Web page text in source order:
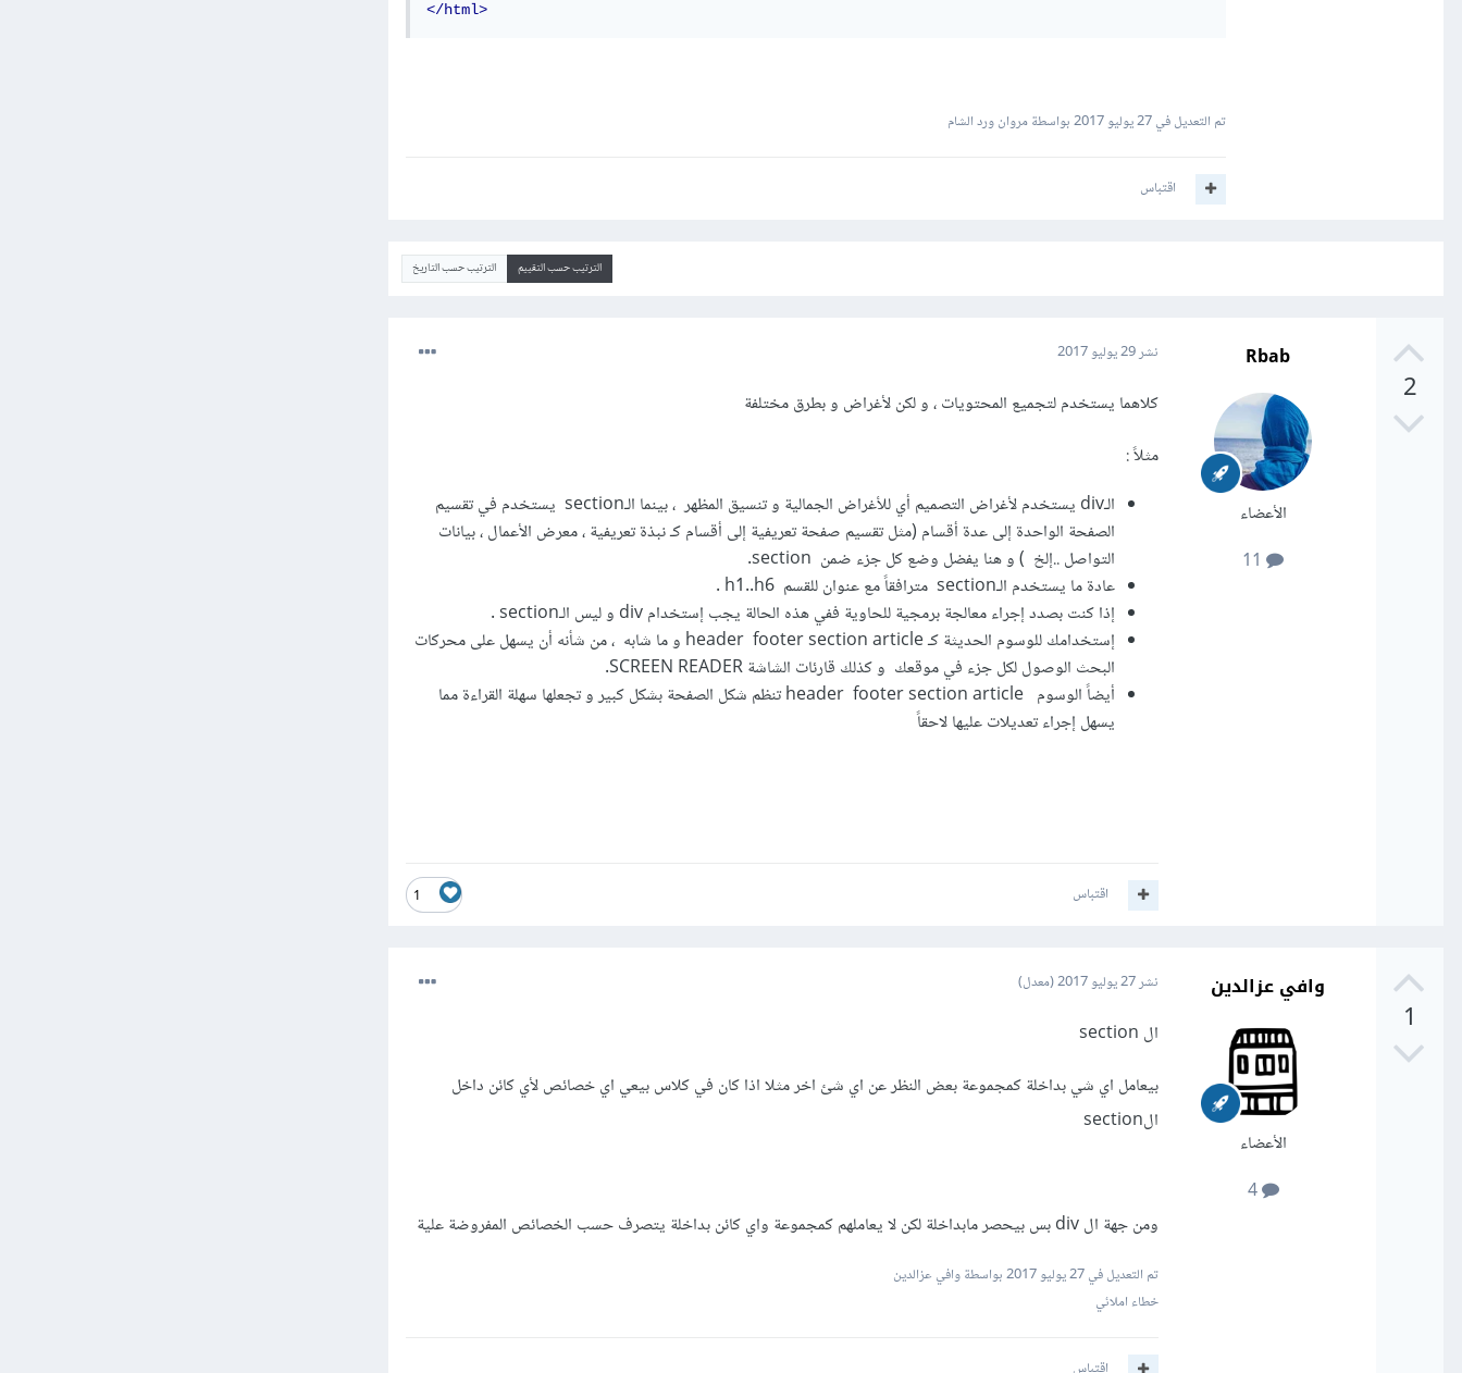
</html>
تم التعديل في27 يوليو 2017 بواسطة مروان ورد الشام
اقتباس
الترتيب حسب التقييم الترتيب حسب التاريخ
2
Rbab
الأعضاء
نشر29 يوليو 2017
كلاهما يستخدم لتجميع المحتويات ، و لكن لأغراض و بطرق مختلفة
مثلاً :
الـdiv يستخدم لأغراض التصميم أي للأغراض الجمالية و تنسيق المظهر ، بينما الـsection يستخدم في تقسيم
الصفحة الواحدة إلى عدة أقسام (مثل تقسيم صفحة تعريفية إلى أقسام كـ نبذة تعريفية ، معرض الأعمال ، بيانات
التواصل ..إلخ ) و هنا يفضل وضع كل جزء ضمن section.
عادة ما يستخدم الـsection مترافقاً مع عنوان للقسم h1..h6 .
إذا كنت بصدد إجراء معالجة برمجية للحاوية ففي هذه الحالة يجب إستخدام div و ليس الـsection .
إستخدامك للوسوم الحديثة كـ header footer section article و ما شابه ، من شأنه أن يسهل على محركات
البحث الوصول لكل جزء في موقعك و كذلك قارئات الشاشة SCREEN READER.
أيضاً الوسوم header footer section article تنظم شكل الصفحة بشكل كبير و تجعلها سهلة القراءة مما
يسهل إجراء تعديلات عليها لاحقاً
1 اقتباس
1
وافي عزالدين
الأعضاء
4
نشر27 يوليو 2017 (معدل)
ال section
بيعامل اي شي بداخلة كمجموعة بعض النظر عن اي شئ اخر مثلا اذا كان في كلاس بيعي اي خصائص لأي كائن داخل
الsection
ومن جهة ال div بس بيحصر مابداخلة لكن لا يعاملهم كمجموعة واي كائن بداخلة يتصرف حسب الخصائص المفروضة علية
تم التعديل في27 يوليو 2017
بواسطة وافي عزالدين
خطاء املائي